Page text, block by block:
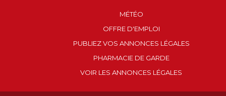
MÉTÉO
OFFRE D'EMPLOI
PUBLIEZ VOS ANNONCES LÉGALES
PHARMACIE DE GARDE
VOIR LES ANNONCES LÉGALES